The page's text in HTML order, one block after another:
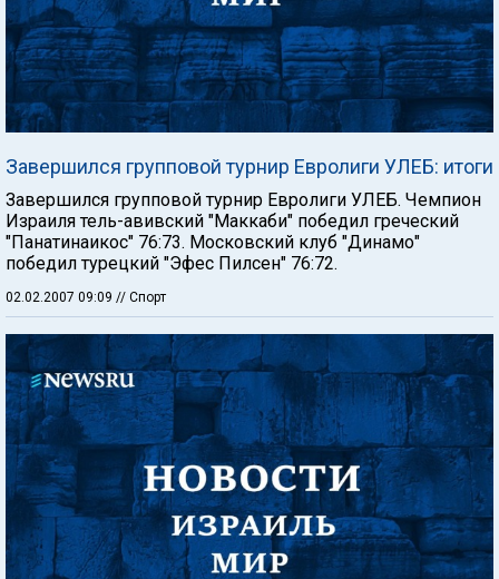
Завершился групповой турнир Евролиги УЛЕБ: итоги
Завершился групповой турнир Евролиги УЛЕБ. Чемпион
Израиля тель-авивский "Маккаби" победил греческий
"Панатинаикос" 76:73. Московский клуб "Динамо"
победил турецкий "Эфес Пилсен" 76:72.
02.02.2007 09:09 // Спорт